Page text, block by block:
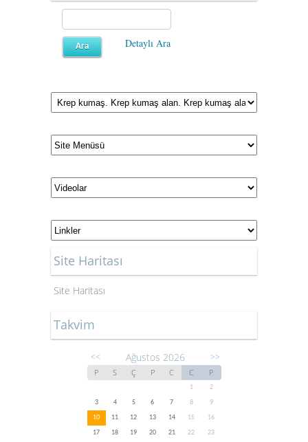
Detaylı Ara
Site Haritası
Site Haritası
Takvim
<< Ağustos 2026 >>
P S Ç P C C P
1
2
3
4 5 6 7 8
9
10
11 12 13 14 15
16
17
18 19 20 21 22
23